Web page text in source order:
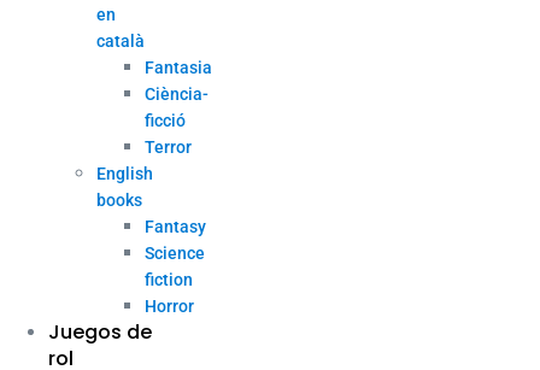
en
català
Fantasia
Ciència-
ficció
Terror
English
books
Fantasy
Science
fiction
Horror
Juegos de
rol